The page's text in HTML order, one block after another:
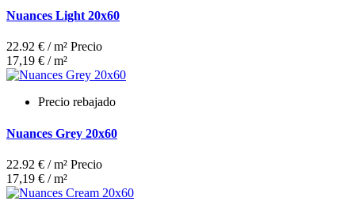
Nuances Light 20x60
22.92 € / m² Precio
17,19 € / m²
Precio rebajado
Nuances Grey 20x60
22.92 € / m² Precio
17,19 € / m²